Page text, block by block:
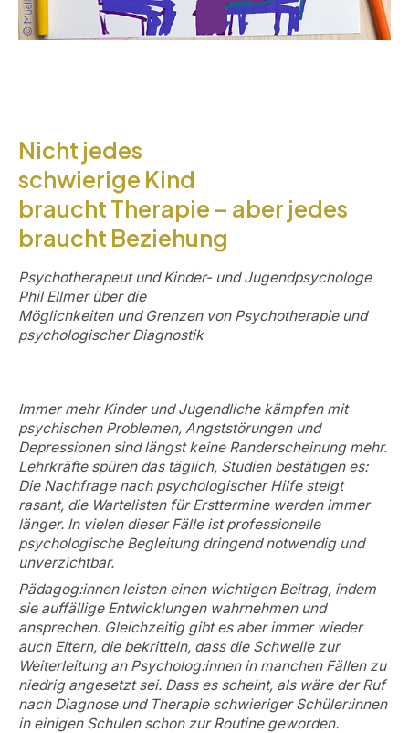
Nicht jedes
schwierige Kind
brauchtTherapie – aber jedes
braucht Beziehung
Psychotherapeut und Kinder- und Jugendpsychologe
Phil Ellmer über die
Möglichkeiten und Grenzen von Psychotherapie und
psychologischer Diagnostik
Immer mehr Kinder und Jugendliche kämpfen mit
psychischen Problemen, Angststörungen und
Depressionen sind längst keine Randerscheinung mehr.
Lehrkräfte spüren das täglich, Studien bestätigen es:
Die Nachfrage nach psychologischer Hilfe steigt
rasant, die Wartelisten für Ersttermine werden immer
länger. In vielen dieser Fälle ist professionelle
psychologische Begleitung dringend notwendig und
unverzichtbar.
Pädagog:innen leisten einen wichtigen Beitrag, indem
sie auffällige Entwicklungen wahrnehmen und
ansprechen. Gleichzeitig gibt es aber immer wieder
auch Eltern, die bekritteln, dass die Schwelle zur
Weiterleitung an Psycholog:innen in manchen Fällen zu
niedrig angesetzt sei. Dass es scheint, als wäre der Ruf
nach Diagnose und Therapie schwieriger Schüler:innen
in einigen Schulen schon zur Routine geworden.